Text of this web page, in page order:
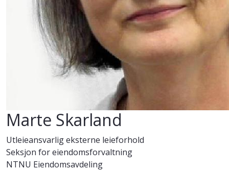
Marte Skarland
Utleieansvarlig eksterne leieforhold
Seksjon for eiendomsforvaltning
NTNU Eiendomsavdeling